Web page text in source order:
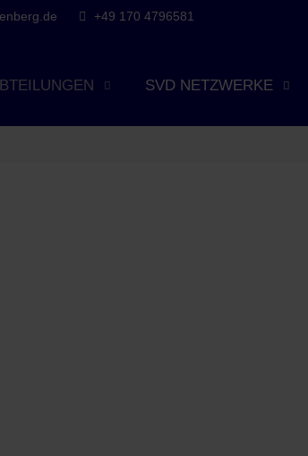
+49 170 4796581
SVD NETZWERKE